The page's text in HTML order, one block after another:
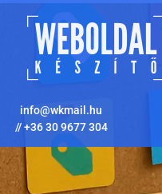
info@wkmail.hu
//+36 30 9677 304